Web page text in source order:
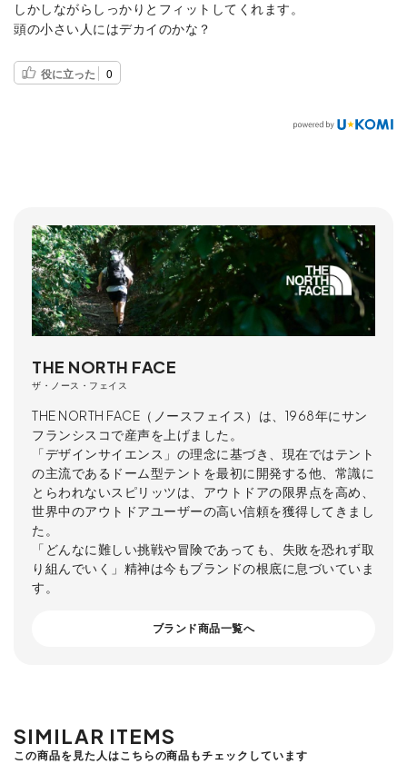
しかしながらしっかりとフィットしてくれます。
頭の小さい人にはデカイのかな？
役に立った 0
THE NORTH FACE
ザ・ノース・フェイス
THE NORTH FACE（ノースフェイス）は、1968年にサン
フランシスコで産声を上げました。
「デザインサイエンス」の理念に基づき、現在ではテント
の主流であるドーム型テントを最初に開発する他、常識に
とらわれないスピリッツは、アウトドアの限界点を高め、
世界中のアウトドアユーザーの高い信頼を獲得してきまし
た。
「どんなに難しい挑戦や冒険であっても、失敗を恐れず取
り組んでいく」精神は今もブランドの根底に息づいていま
す。
ブランド商品一覧へ
SIMILAR ITEMS
この商品を見た人はこちらの商品もチェックしています